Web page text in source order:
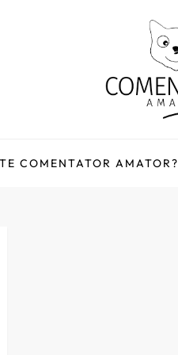
COMENTATOR AMATOR?